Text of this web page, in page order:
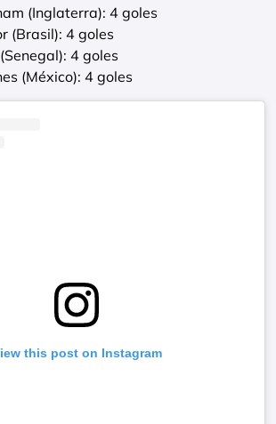
(Inglaterra): 4 goles
(Brasil): 4 goles
4 goles
(México): 4 goles
this post on Instagram